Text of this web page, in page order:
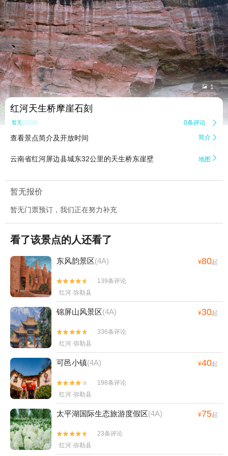
 1
红河天生桥摩崖石刻
暂无点评 0条评论 
查看景点简介及开放时间 简介 
云南省红河屏边县城东32公里的天生桥东崖壁 地图 
暂无报价
暂无门票预订，我们正在努力补充
看了该景点的人还看了
东风韵景区(4A) ¥80起


139条评论
红河·弥勒县
锦屏山风景区(4A) ¥30起


336条评论
红河·弥勒县
可邑小镇(4A) ¥40起


198条评论
红河·弥勒县
太平湖国际生态旅游度假区(4A) ¥75起


23条评论
红河·弥勒县
